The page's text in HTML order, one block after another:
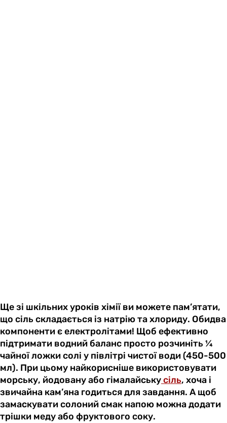
Ще зі шкільних уроків хімії ви можете пам’ятати,
що сіль складається із натрію та хлориду. Обидва
компоненти є електролітами! Щоб ефективно
підтримати водний баланс просто розчиніть ¼
чайної ложки солі у півлітрі чистої води (450-500
мл). При цьому найкорисніше використовувати
морську, йодовану або гімалайськусіль, хоча і
звичайна кам’яна годиться для завдання. А щоб
замаскувати солоний смак напою можна додати
трішки меду або фруктового соку.